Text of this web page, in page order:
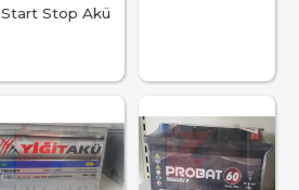
Start Stop Akü